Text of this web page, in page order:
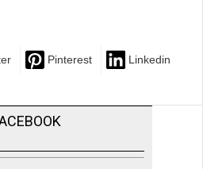
Pinterest Linkedin